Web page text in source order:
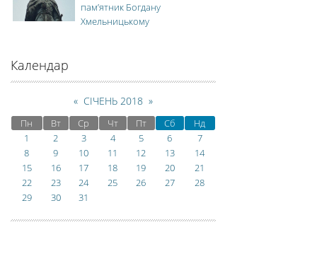
пам’ятник Богдану
Хмельницькому
Календар
« СІЧЕНЬ 2018 »
Пн Вт Ср Чт Пт Сб
Нд
1
2 3 4 5 6
7
8
9 10 11 12 13
14
15
16 17 18 19 20
21
22
23 24 25 26 27
28
29
30 31